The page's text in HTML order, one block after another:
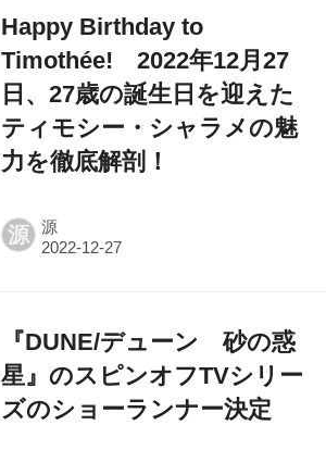
Happy Birthday to
Timothée! 2022年12月27
日、27歳の誕生日を迎えた
ティモシー・シャラメの魅
力を徹底解剖！
源 源
『DUNE/デューン 砂の惑
星』のスピンオフTVシリー
ズのショーランナー決定